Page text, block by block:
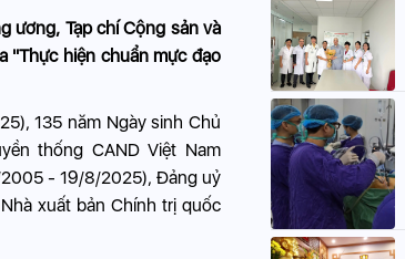
ương, Tạp chí Cộng sản và
"Thực hiện chuẩn mực đạo
135 năm Ngày sinh Chủ
thống CAND Việt Nam
- 19/8/2025), Đảng uỷ
xuất bản Chính trị quốc